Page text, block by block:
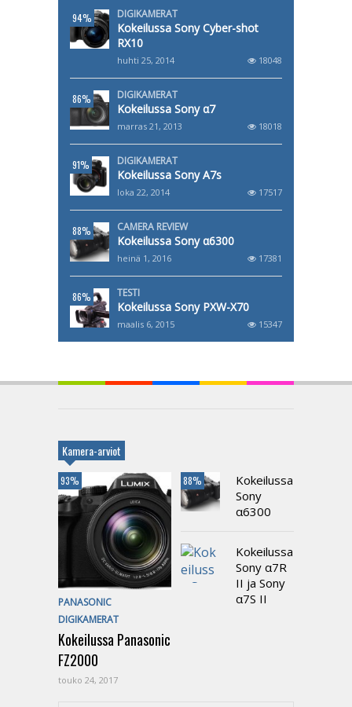
94% DIGIKAMERAT
Kokeilussa Sony Cyber-shot
RX10
huhti 25, 2014 18048
86% DIGIKAMERAT
Kokeilussa Sony α7
marras 21, 2013 18018
91% DIGIKAMERAT
Kokeilussa Sony A7s
loka 22, 2014 17517
88% CAMERA REVIEW
Kokeilussa Sony α6300
heinä 1, 2016 17381
86% TESTI
Kokeilussa Sony PXW-X70
maalis 6, 2015 15347
Kamera-arviot
93%
PANASONIC
DIGIKAMERAT
Kokeilussa Panasonic
FZ2000
touko 24, 2017
88%
Kokeilussa
Sony
α6300
Kokeilussa
Sony α7R
II ja Sony
α7S II